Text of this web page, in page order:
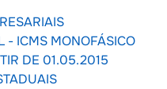
- ICMS MONOFÁSICO
DE 01.05.2015